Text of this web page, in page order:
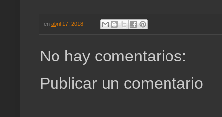
en abril 17, 2018
No hay comentarios:
Publicar un comentario